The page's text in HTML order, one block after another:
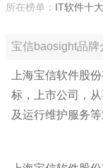
所在榜单： IT软件十
宝信baosight品牌
上海宝信软件股
标，上市公司，
及运行维护服务